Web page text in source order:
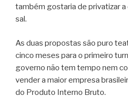
também gostaria de privatizar
sal.
As duas propostas são puro
cinco meses para o primeiro
governo não tem tempo nem
vender a maior empresa
do Produto Interno Bruto.